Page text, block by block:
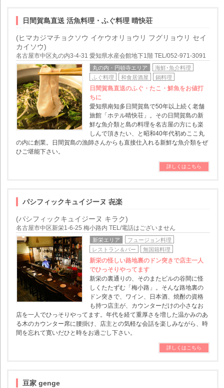
日間賀島直送 活魚料理・ふぐ料理 晴快荘
(ヒマカジマチョクソウ イケウオリョウリ フグリョウリ セイ
カイソウ)
名古屋市中区丸の内3-4-31 愛知県水産会館地下1階 TEL/052-971-3091
丸の内・円頓寺エリア
海鮮･魚介料理
ふぐ料理
和食居酒屋 鍋料理
日間賀島直送のふぐ・たこ・鮮魚をお値打
ちに
愛知県南知多日間賀島で50年以上続く老舗
旅館「ホテル晴快荘」。その日間賀島の新
鮮な魚介類と島の料理を名古屋の方にも楽
しんで頂きたい、と昭和40年代初めここ丸
の内に創業。日間賀島の漁師さんからも直接仕入れる新鮮な魚介類をぜ
ひご堪能下さい。
詳しくはこちら
パシフィックキュイジーヌ 㐂楽
(パシフィックキュイジーヌ キラク)
名古屋市中区新栄1-6-25 梅小路内 TEL/電話はございません
新栄エリア
フュージョン料理
レストラン＆バー
無国籍料理
新栄の怪しい路地裏のドン突きで店主一人
でひっそりやってます
新栄の裏通りの、そのまたビルの谷間に怪
しくたたずむ「梅小路」。そんな路地裏の
ドン突きで、ワイン、日本酒、焼酎の資格
も持つ店主が、カウンターだけの小さなお
店を一人でひっそりやってます。年代を経て重厚さを増した温かみのあ
る木のカウンター席に腰掛け、店主との気軽な会話を楽しみながら、時
間を忘れて寛いだひと時をお過ごし下さい。
詳しくはこちら
豆家 genge